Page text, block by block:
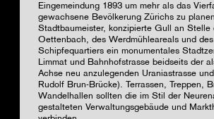
Eingemeindung 1893 um mehr als das
gewachsene Bevölkerung Zürichs zu
Stadtbaumeister, konzipierte Gull an Stelle
Oettenbach, des Werdmühleareals und des
Schipfequartiers ein monumentales
Limmat und Bahnhofstrasse beidseits der
Achse neu anzulegenden Uraniastrasse
Rudolf Brun-Brücke). Terrassen, Treppen,
Wandelhallen sollten die im Stil der
gestalteten Verwaltungsgebäude und